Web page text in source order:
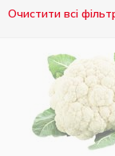
Очистити всі